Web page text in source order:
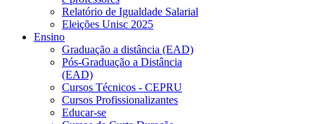
Relatório de Igualdade Salarial
Eleições Unisc 2025
Ensino
Graduação a distância (EAD)
Pós-Graduação a Distância
(EAD)
Cursos Técnicos - CEPRU
Cursos Profissionalizantes
Educar-se